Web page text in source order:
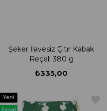
Şeker İlavesiz Çıtır Kabak
Reçeli 380 g
₺335,00
Yeni
Ürün